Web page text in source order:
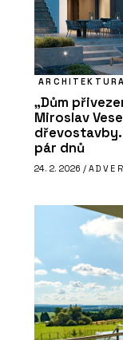
ARCHITEKTURA
„Dům
Miroslav
pár dnů
24. 2. 2026 /